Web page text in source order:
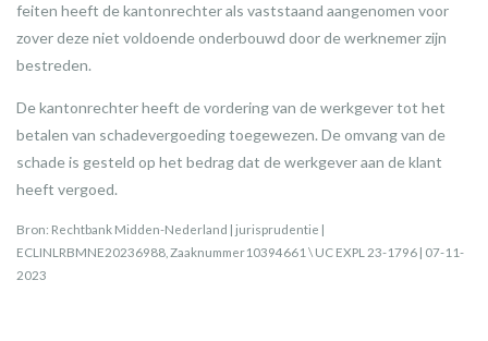
feiten heeft de kantonrechter als vaststaand aangenomen voor
zover deze niet voldoende onderbouwd door de werknemer zijn
bestreden.
De kantonrechter heeft de vordering van de werkgever tot het
betalen van schadevergoeding toegewezen. De omvang van de
schade is gesteld op het bedrag dat de werkgever aan de klant
heeft vergoed.
Bron: Rechtbank Midden-Nederland | jurisprudentie |
ECLINLRBMNE20236988, Zaaknummer10394661 \ UC EXPL 23-1796 | 07-11-
2023